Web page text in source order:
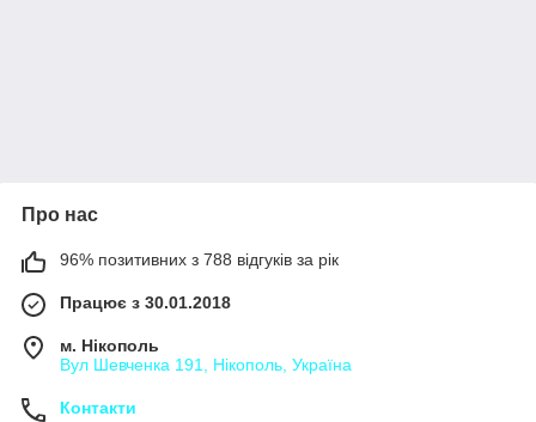
Про нас
96% позитивних з 788 відгуків за рік
Працює з 30.01.2018
м. Нікополь
Вул Шевченка 191, Нікополь, Україна
Контакти